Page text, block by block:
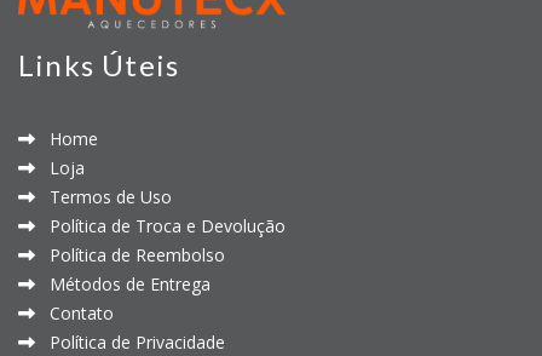
Links Úteis
Home
Loja
Termos de Uso
Política de Troca e Devolução
Política de Reembolso
Métodos de Entrega
Contato
Política de Privacidade